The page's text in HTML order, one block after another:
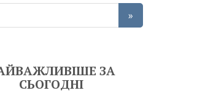
ЗА
СЬОГОДНІ